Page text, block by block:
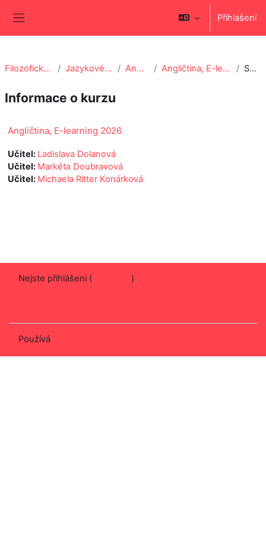
Přihlášení
Filozofická fakulta Jazykové centrum Angličtina Angličtina, E-learning 2026 Souhrn
Informace o kurzu
Angličtina, E-learning 2026
Učitel: Ladislava Dolanová
Učitel: Markéta Doubravová
Učitel: Michaela Ritter Konárková
Nejste přihlášeni (
)
Používá